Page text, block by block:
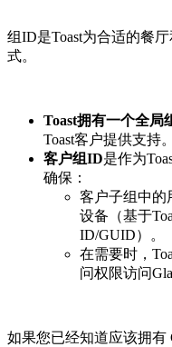
组ID是Toast为合适的餐
式。
Toast拥有一个全局
Toast客户提供支持。
客户组ID是作为
确保：
客户子组中的
设备（基于
ID/GUID）。
在需要时，
问权限访问
如果您已经知道应该拥有